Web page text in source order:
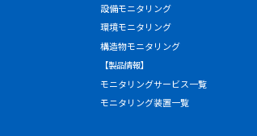
設備モニタリング
環境モニタリング
構造物モニタリング
【製品情報】
モニタリングサービス一覧
モニタリング装置一覧